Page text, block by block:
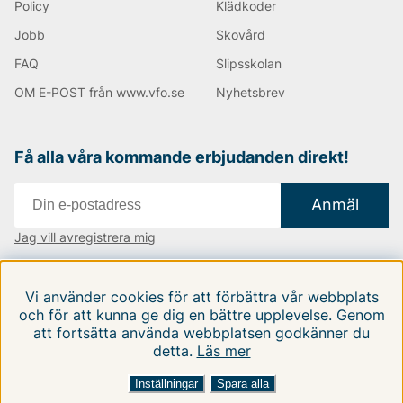
också större handväskor där du får plats med mer
saker. Du hittar såklart också datorväskor och
Handla Tiger of Sweden produkter med upp till 70%
Happy shopping önskar vi på Vingåkers Factory
Andra populära varumärken:
NN07
Björn Borg
Replay
Policy
Jobb
FAQ
OM E-POST från www.vfo.se
Klädkoder
Skovård
Slipsskolan
Nyhetsbrev
Få alla våra kommande erbjudanden direkt!
Anmäl
Jag vill avregistrera mig
Följ oss på våra sociala medier
Vi använder cookies för att förbättra vår webbplats
och för att kunna ge dig en bättre upplevelse. Genom
att fortsätta använda webbplatsen godkänner du
detta. Läs mer
Inställningar Spara alla